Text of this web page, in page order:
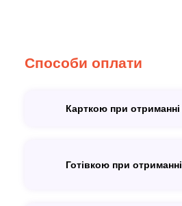
Способи оплати
Карткою при отриманні
Готівкою при отриманні